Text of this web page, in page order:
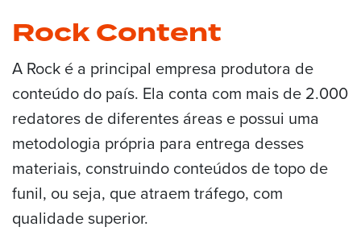
Rock Content
A Rock é a principal empresa produtora de
conteúdo do país. Ela conta com mais de 2.000
redatores de diferentes áreas e possui uma
metodologia própria para entrega desses
materiais, construindo conteúdos de topo de
funil, ou seja, que atraem tráfego, com
qualidade superior.